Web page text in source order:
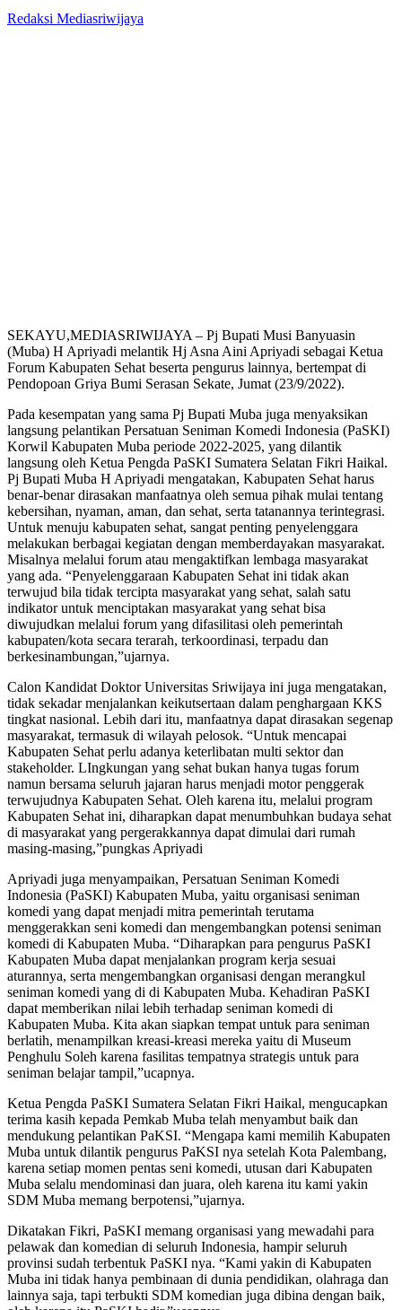
Redaksi Mediasriwijaya
SEKAYU,MEDIASRIWIJAYA – Pj Bupati Musi Banyuasin
(Muba) H Apriyadi melantik Hj Asna Aini Apriyadi sebagai Ketua
Forum Kabupaten Sehat beserta pengurus lainnya, bertempat di
Pendopoan Griya Bumi Serasan Sekate, Jumat (23/9/2022).
Pada kesempatan yang sama Pj Bupati Muba juga menyaksikan
langsung pelantikan Persatuan Seniman Komedi Indonesia (PaSKI)
Korwil Kabupaten Muba periode 2022-2025, yang dilantik
langsung oleh Ketua Pengda PaSKI Sumatera Selatan Fikri Haikal.
Pj Bupati Muba H Apriyadi mengatakan, Kabupaten Sehat harus
benar-benar dirasakan manfaatnya oleh semua pihak mulai tentang
kebersihan, nyaman, aman, dan sehat, serta tatanannya terintegrasi.
Untuk menuju kabupaten sehat, sangat penting penyelenggara
melakukan berbagai kegiatan dengan memberdayakan masyarakat.
Misalnya melalui forum atau mengaktifkan lembaga masyarakat
yang ada. “Penyelenggaraan Kabupaten Sehat ini tidak akan
terwujud bila tidak tercipta masyarakat yang sehat, salah satu
indikator untuk menciptakan masyarakat yang sehat bisa
diwujudkan melalui forum yang difasilitasi oleh pemerintah
kabupaten/kota secara terarah, terkoordinasi, terpadu dan
berkesinambungan,”ujarnya.
Calon Kandidat Doktor Universitas Sriwijaya ini juga mengatakan,
tidak sekadar menjalankan keikutsertaan dalam penghargaan KKS
tingkat nasional. Lebih dari itu, manfaatnya dapat dirasakan segenap
masyarakat, termasuk di wilayah pelosok. “Untuk mencapai
Kabupaten Sehat perlu adanya keterlibatan multi sektor dan
stakeholder. LIngkungan yang sehat bukan hanya tugas forum
namun bersama seluruh jajaran harus menjadi motor penggerak
terwujudnya Kabupaten Sehat. Oleh karena itu, melalui program
Kabupaten Sehat ini, diharapkan dapat menumbuhkan budaya sehat
di masyarakat yang pergerakkannya dapat dimulai dari rumah
masing-masing,”pungkas Apriyadi
Apriyadi juga menyampaikan, Persatuan Seniman Komedi
Indonesia (PaSKI) Kabupaten Muba, yaitu organisasi seniman
komedi yang dapat menjadi mitra pemerintah terutama
menggerakkan seni komedi dan mengembangkan potensi seniman
komedi di Kabupaten Muba. “Diharapkan para pengurus PaSKI
Kabupaten Muba dapat menjalankan program kerja sesuai
aturannya, serta mengembangkan organisasi dengan merangkul
seniman komedi yang di di Kabupaten Muba. Kehadiran PaSKI
dapat memberikan nilai lebih terhadap seniman komedi di
Kabupaten Muba. Kita akan siapkan tempat untuk para seniman
berlatih, menampilkan kreasi-kreasi mereka yaitu di Museum
Penghulu Soleh karena fasilitas tempatnya strategis untuk para
seniman belajar tampil,”ucapnya.
Ketua Pengda PaSKI Sumatera Selatan Fikri Haikal, mengucapkan
terima kasih kepada Pemkab Muba telah menyambut baik dan
mendukung pelantikan PaKSI. “Mengapa kami memilih Kabupaten
Muba untuk dilantik pengurus PaKSI nya setelah Kota Palembang,
karena setiap momen pentas seni komedi, utusan dari Kabupaten
Muba selalu mendominasi dan juara, oleh karena itu kami yakin
SDM Muba memang berpotensi,”ujarnya.
Dikatakan Fikri, PaSKI memang organisasi yang mewadahi para
pelawak dan komedian di seluruh Indonesia, hampir seluruh
provinsi sudah terbentuk PaSKI nya. “Kami yakin di Kabupaten
Muba ini tidak hanya pembinaan di dunia pendidikan, olahraga dan
lainnya saja, tapi terbukti SDM komedian juga dibina dengan baik,